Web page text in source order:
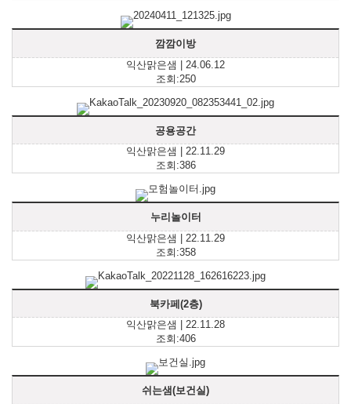
깜깜이방
익산맑은샘 | 24.06.12
조회:250
공용공간
익산맑은샘 | 22.11.29
조회:386
누리놀이터
익산맑은샘 | 22.11.29
조회:358
북카페(2층)
익산맑은샘 | 22.11.28
조회:406
쉬는샘(보건실)